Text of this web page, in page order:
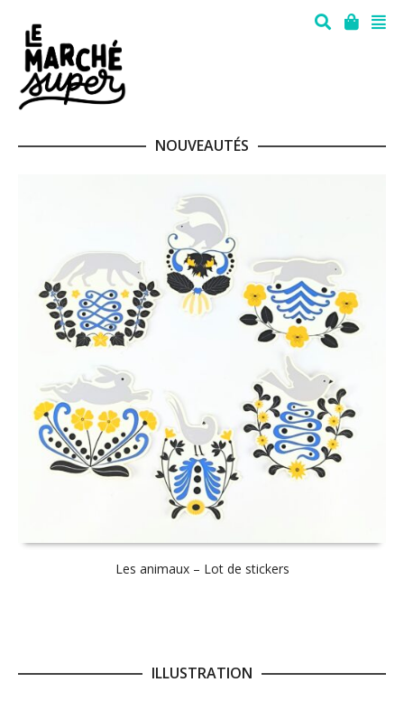
NOUVEAUTÉS
Les animaux – Lot de stickers
ILLUSTRATION